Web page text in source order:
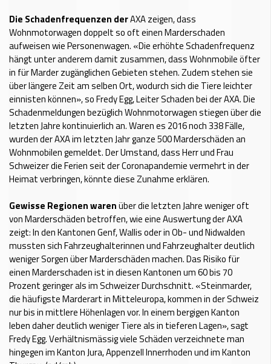
Die Schadenfrequenzen derAXA zeigen, dass
Wohnmotorwagen doppelt so oft einen Marderschaden
aufweisen wie Personenwagen. «Die erhöhte Schadenfrequenz
hängt unter anderem damit zusammen, dass Wohnmobile öfter
in für Marder zugänglichen Gebieten stehen. Zudem stehen sie
über längere Zeit am selben Ort, wodurch sich die Tiere leichter
einnisten können», so Fredy Egg, Leiter Schaden bei der AXA. Die
Schadenmeldungen bezüglich Wohnmotorwagen stiegen über die
letzten Jahre kontinuierlich an. Waren es 2016 noch 338 Fälle,
wurden der AXA im letzten Jahr ganze 500 Marderschäden an
Wohnmobilen gemeldet. Der Umstand, dass Herr und Frau
Schweizer die Ferien seit der Coronapandemie vermehrt in der
Heimat verbringen, könnte diese Zunahme erklären.
Gewisse Regionen warenüber die letzten Jahre weniger oft
von Marderschäden betroffen, wie eine Auswertung der AXA
zeigt: In den Kantonen Genf, Wallis oder in Ob- und Nidwalden
mussten sich Fahrzeughalterinnen und Fahrzeughalter deutlich
weniger Sorgen über Marderschäden machen. Das Risiko für
einen Marderschaden ist in diesen Kantonen um 60 bis 70
Prozent geringer als im Schweizer Durchschnitt. «Steinmarder,
die häufigste Marderart in Mitteleuropa, kommen in der Schweiz
nur bis in mittlere Höhenlagen vor. In einem bergigen Kanton
leben daher deutlich weniger Tiere als in tieferen Lagen», sagt
Fredy Egg. Verhältnismässig viele Schäden verzeichnete man
hingegen im Kanton Jura, Appenzell Innerrhoden und im Kanton